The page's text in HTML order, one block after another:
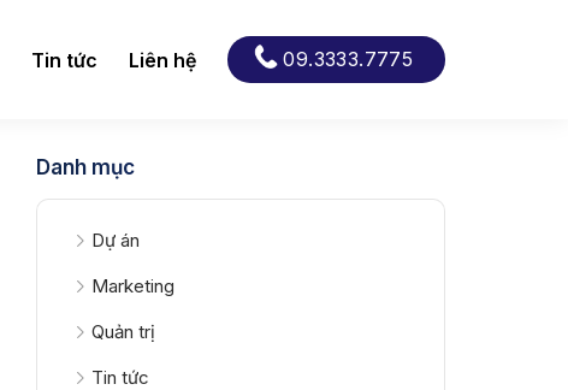
Tin tức Liên hệ 09.3333.7775
Danh mục
Dự án
Marketing
Quản trị
Tin tức